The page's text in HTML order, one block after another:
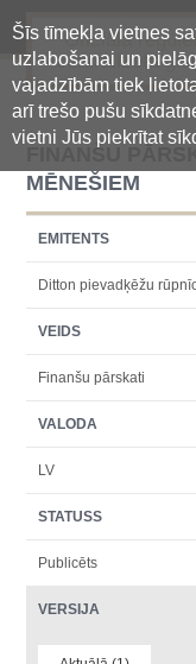
Šīs tīmekļa vietnes
uzlabošanai un
vajadzībām tiek
arī trešo pušu
vietni Jūs piekrītat
Oficiālā
centralizētā
FINANŠU
MĒNEŠIEM
EMITENTS
Ditton pievadķēžu
VEIDS
Finanšu pārskati
VALODA
LV
STATUSS
Publicēts
VERSIJA